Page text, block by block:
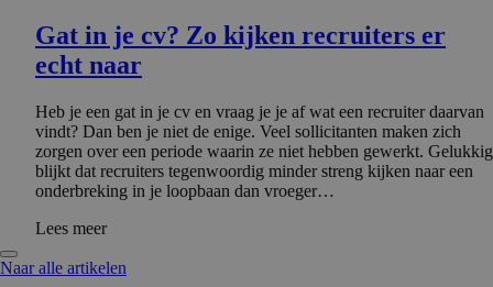
Gat in je cv? Zo kijken recruiters er
echt naar
Heb je een gat in je cv en vraag je je af wat een recruiter daarvan
vindt? Dan ben je niet de enige. Veel sollicitanten maken zich
zorgen over een periode waarin ze niet hebben gewerkt. Gelukkig
blijkt dat recruiters tegenwoordig minder streng kijken naar een
onderbreking in je loopbaan dan vroeger…
Lees meer
Naar alle artikelen